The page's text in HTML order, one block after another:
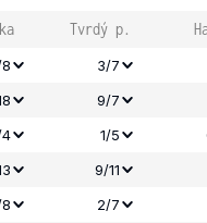
Tvrdý p.
8
3/7
9/7
4 1/5
9/11
2/7